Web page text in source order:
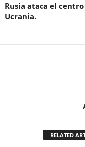
Rusia ataca el
Ucrania.
RELATED